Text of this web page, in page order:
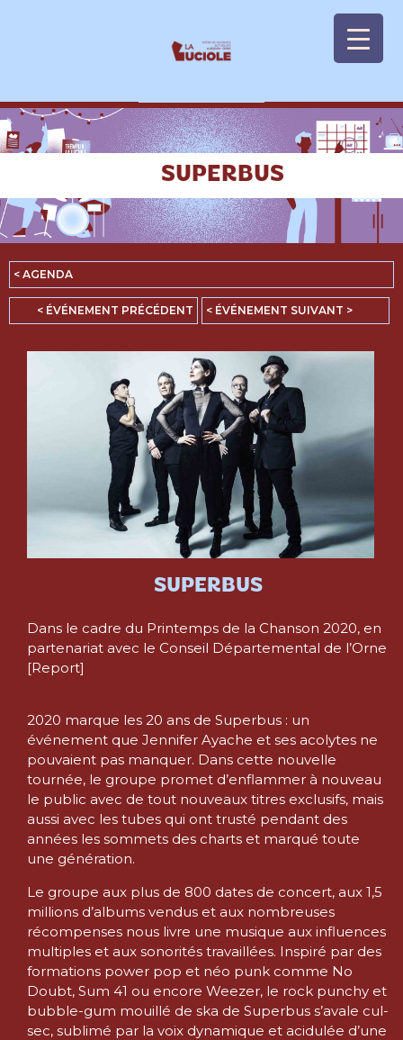
SUPERBUS
< AGENDA
< ÉVÉNEMENT PRÉCÉDENT < ÉVÉNEMENT SUIVANT >
SUPERBUS
Dans le cadre du Printemps de la Chanson 2020, en
partenariat avec le Conseil Départemental de l’Orne
[Report]
2020 marque les 20 ans de Superbus : un
événement que Jennifer Ayache et ses acolytes ne
pouvaient pas manquer. Dans cette nouvelle
tournée, le groupe promet d’enflammer à nouveau
le public avec de tout nouveaux titres exclusifs, mais
aussi avec les tubes qui ont trusté pendant des
années les sommets des charts et marqué toute
une génération.
Le groupe aux plus de 800 dates de concert, aux 1,5
millions d’albums vendus et aux nombreuses
récompenses nous livre une musique aux influences
multiples et aux sonorités travaillées. Inspiré par des
formations power pop et néo punk comme No
Doubt, Sum 41 ou encore Weezer, le rock punchy et
bubble-gum mouillé de ska de Superbus s’avale cul-
sec, sublimé par la voix dynamique et acidulée d’une